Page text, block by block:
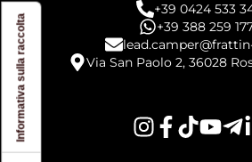
+39 0424 533
+39 388 259
Via San Paolo 2, 36028
Informativa sulla raccolta